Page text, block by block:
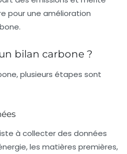
pour une amélioration
bilan carbone ?
, plusieurs étapes sont
à collecter des données
les matières premières,